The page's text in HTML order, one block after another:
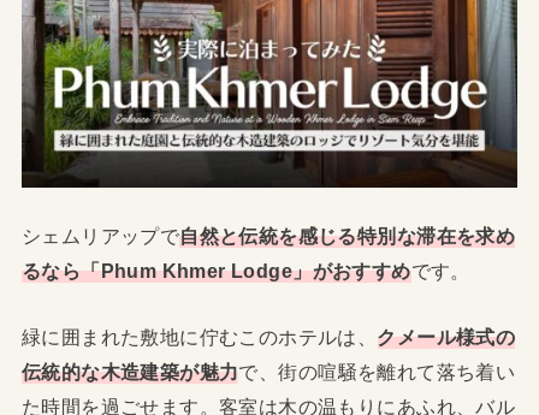
シェムリアップで自然と伝統を感じる特別な滞在を求め
るなら「Phum Khmer Lodge」がおすすめです。
緑に囲まれた敷地に佇むこのホテルは、 クメール様式の
伝統的な木造建築が魅力で、街の喧騒を離れて落ち着い
た時間を過ごせます。客室は木の温もりにあふれ、バル